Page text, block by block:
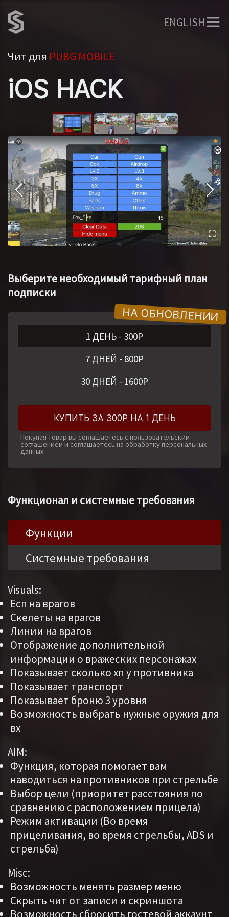
ENGLISH
Чит для PUBG MOBILE
iOS HACK
Выберите необходимый тарифный план
подписки
1 ДЕНЬ - 300Р
7 ДНЕЙ - 800Р
30 ДНЕЙ - 1600Р
КУПИТЬ ЗА 300Р НА 1 ДЕНЬ
Покупая товар вы соглашаетесь с пользовательским
соглашением и соглашаетесь на обработку персональных
данных.
Функционал и системные требования
Функции
Системные требования
Visuals:
Есп на врагов
Скелеты на врагов
Линии на врагов
Отображение дополнительной
информации о вражеских персонажах
Показывает сколько хп у противника
Показывает транспорт
Показывает броню 3 уровня
Возможность выбрать нужные оружия для
вх
AIM:
Функция, которая помогает вам
наводиться на противников при стрельбе
Выбор цели (приоритет расстояния по
сравнению с расположением прицела)
Режим активации (Во время
прицеливания, во время стрельбы, ADS и
стрельба)
Misc:
Возможность менять размер меню
Скрыть чит от записи и скриншота
Возможность сбросить гостевой аккаунт